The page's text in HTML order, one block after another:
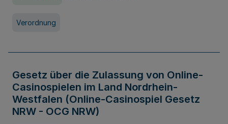
Verordnung
Gesetz über die Zulassung von Online-
Casinospielen im Land Nordrhein-
Westfalen (Online-Casinospiel Gesetz
NRW - OCG NRW)